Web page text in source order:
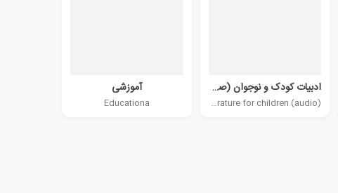
ادبیات کودک و نوجوان (صوتی)
Literature for children (audio)
آموزشی
Educationa